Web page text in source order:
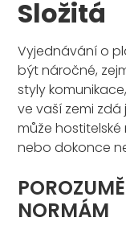
Složitá
Vyjednávání o
být náročné,
styly
ve vaší zemi
může
nebo dokonce
NORMÁM